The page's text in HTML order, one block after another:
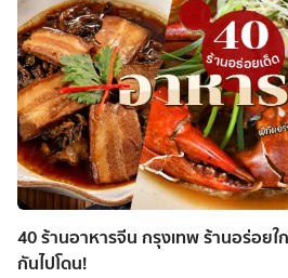
40 ร้านอาหารจีน กรุงเทพ ร้านอร่อย
กันไปโดน!